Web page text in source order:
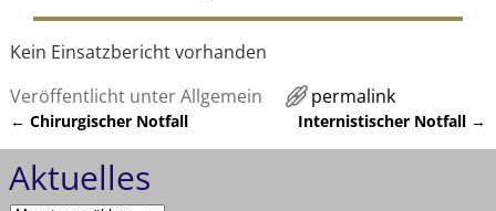
Kein Einsatzbericht vorhanden
Veröffentlicht unterAllgemein permalink
Artikelnavigation
← Chirurgischer Notfall Internistischer Notfall →
Aktuelles